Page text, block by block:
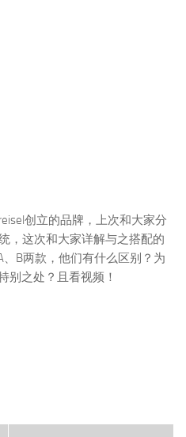
创立的品牌，上次和大家分
，这次和大家详解与之搭配的
、B两款，他们有什么区别？为
别之处？且看视频！